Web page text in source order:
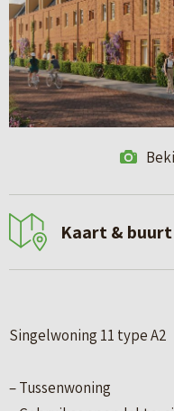
Kaart & buurt
Singelwoning 11 type A2
– Tussenwoning